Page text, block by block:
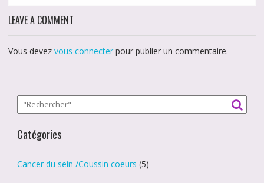
LEAVE A COMMENT
Vous devez vous connecterpour publier un commentaire.
Catégories
Cancer du sein /Coussin coeurs (5)